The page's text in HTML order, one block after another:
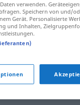
FIG
verwenden.
Speichern von und/
Gerät. Personalisierte
und Inhalten,